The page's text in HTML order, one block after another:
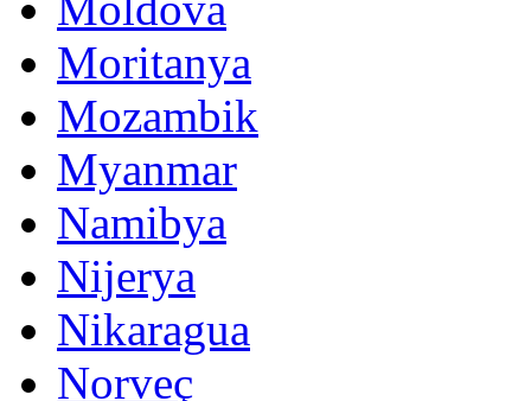
Moritanya
Mozambik
Myanmar
Namibya
Nijerya
Nikaragua
Norveç